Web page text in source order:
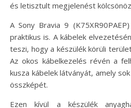
és letisztult megjelenést
A Sony Bravia 9
praktikus is. A kábelek
teszi, hogy a készülék körüli
Az okos kábelkezelés révén a
kusza kábelek látványát, amely
összképét.
Ezen kívül a készülék